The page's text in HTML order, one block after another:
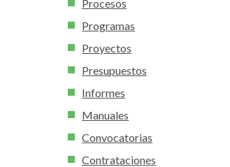
Procesos
Programas
Proyectos
Presupuestos
Informes
Manuales
Convocatorias
Contrataciones